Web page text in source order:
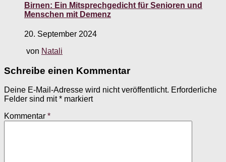
Birnen: Ein Mitsprechgedicht für Senioren und
Menschen mit Demenz
20. September 2024
von Natali
Schreibe einen Kommentar
Deine E-Mail-Adresse wird nicht veröffentlicht. Erforderliche
Felder sind mit* markiert
Kommentar *